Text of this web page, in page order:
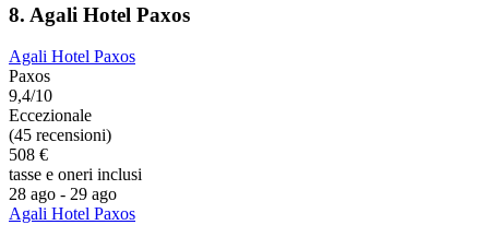
8. Agali Hotel Paxos
Agali Hotel Paxos
Paxos
9,4/10
Eccezionale
(45 recensioni)
508 €
tasse e oneri inclusi
28 ago - 29 ago
Agali Hotel Paxos